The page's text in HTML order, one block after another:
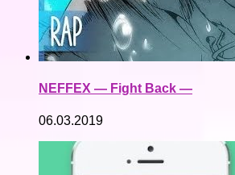
NEFFEX — Fight Back —
06.03.2019